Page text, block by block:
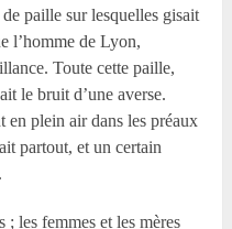
paille sur lesquelles gisait
l’homme de Lyon,
Toute cette paille,
le bruit d’une averse.
en plein air dans les préaux
partout, et un certain
; les femmes et les mères